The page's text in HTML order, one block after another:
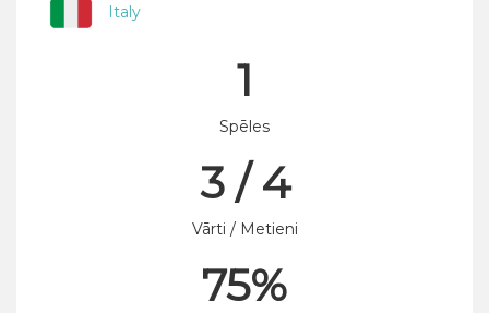
Italy
1
Spēles
3 / 4
Vārti / Metieni
75%